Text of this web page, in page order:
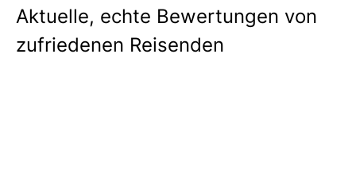
Aktuelle, echte Bewertungen von
zufriedenen Reisenden